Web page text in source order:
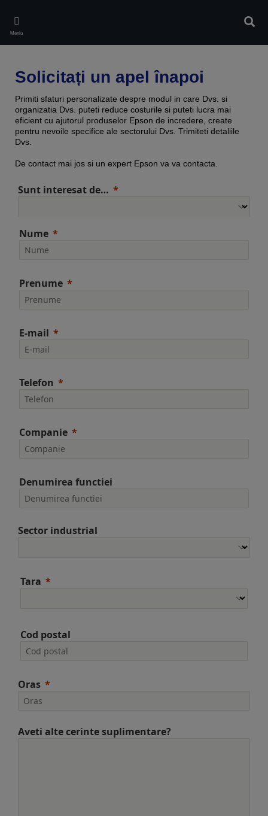
main
content
Meniu
Solicitați un apel înapoi
Primiti sfaturi personalizate despre modul in care Dvs. si
organizatia Dvs. puteti reduce costurile si puteti lucra mai
eficient cu ajutorul produselor Epson de incredere, create
pentru nevoile specifice ale sectorului Dvs. Trimiteti detaliile
Dvs.
De contact mai jos si un expert Epson va va contacta.
Sunt interesat de…
Nume
Prenume
E-mail
Telefon
Companie
Denumirea functiei
Sector industrial
Tara
Cod postal
Oras
Aveti alte cerinte suplimentare?